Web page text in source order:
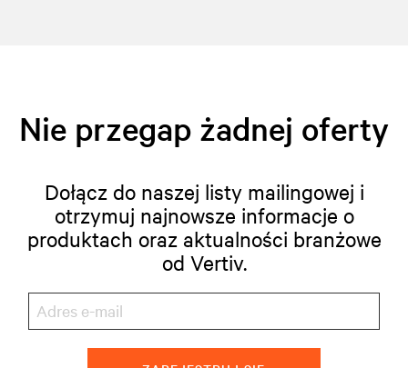
Nie przegap żadnej oferty
Dołącz do naszej listy mailingowej i
otrzymuj najnowsze informacje o
produktach oraz aktualności branżowe
od Vertiv.